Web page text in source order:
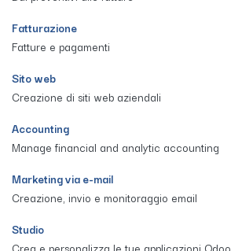
Fatturazione
Fatture e pagamenti
Sito web
Creazione di siti web aziendali
Accounting
Manage financial and analytic accounting
Marketing via e-mail
Creazione, invio e monitoraggio email
Studio